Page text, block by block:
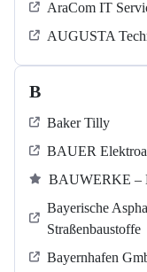
AraCom IT
AUGUSTA
B
Baker Tilly
BAUER
BAUWERKE –
Bayerische
Straßenbaustoffe
Bayernhafen